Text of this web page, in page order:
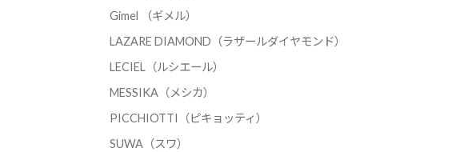
Gimel （ギメル）
LAZARE DIAMOND（ラザールダイヤモンド）
LECIEL（ルシエール）
MESSIKA（メシカ）
PICCHIOTTI（ピキョッティ）
SUWA（スワ）